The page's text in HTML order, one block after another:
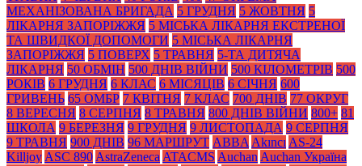
МЕХАНІЗОВАНА БРИГАДА 5 ГРУДНЯ 5 ЖОВТНЯ 5
ЛІКАРНЯ ЗАПОРІЖЖЯ 5 МІСЬКА ЛІКАРНЯ ЕКСТРЕНОЇ
ТА ШВИДКОЇ ДОПОМОГИ 5 МІСЬКА ЛІКАРНЯ
ЗАПОРІЖЖЯ 5 ПОВЕРХ 5 ТРАВНЯ 5-ТА ДИТЯЧА
ЛІКАРНЯ 50 ОБМІН 500 ДНІВ ВІЙНИ 500 КІЛОМЕТРІВ 500
РОКІВ 6 ГРУДНЯ 6 КЛАС 6 МІСЯЦІВ 6 СІЧНЯ 600
ГРИВЕНЬ 65 ОМБР 7 КВІТНЯ 7 КЛАС 700 ДНІВ 77 ОКРУГ
8 ВЕРЕСНЯ 8 СЕРПНЯ 8 ТРАВНЯ 800 ДНІВ ВІЙНИ 800+ 81
ШКОЛА 9 БЕРЕЗНЯ 9 ГРУДНЯ 9 ЛИСТОПАДА 9 СЕРПНЯ
9 ТРАВНЯ 900 ДНІВ 96 МАРШРУТ ABBA Akıncı AS-24
Killjoy ASC 890 AstraZeneca ATACMS Auchan Auchan Україна